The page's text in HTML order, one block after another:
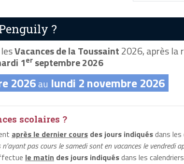
?
Vacances de la Toussaint2026, après la
1erseptembre 2026
2026au lundi 2 novembre 2026
scolaires ?
après le dernier cours des jours indiquésdans les
pas cours le samedi sont en vacances le vendredi
le matin des jours indiquésdans les